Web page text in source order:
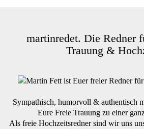
martinredet. Die Redner
Trauung &
Sympathisch, humorvoll & authentisch
Eure Freie Trauung zu einer
Als freie Hochzeitsredner sind wir uns